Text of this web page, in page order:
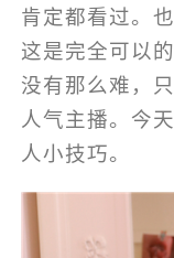
肯定都看过。
这是完全可以
没有那么难，
人气主播。今
人小技巧。